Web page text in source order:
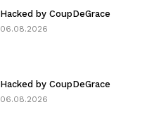
Hacked by CoupDeGrace
06.08.2026
Hacked by CoupDeGrace
06.08.2026